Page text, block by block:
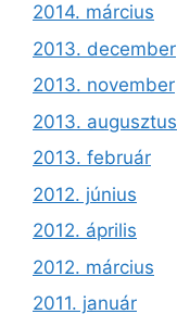
2014. március
2013. december
2013. november
2013. augusztus
2013. február
2012. június
2012. április
2012. március
2011. január